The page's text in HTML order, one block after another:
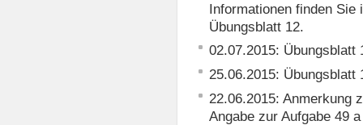
Informationen finden Sie
Übungsblatt 12.
02.07.2015:
25.06.2015:
22.06.2015: Anmerkung
Angabe zur Aufgabe 49